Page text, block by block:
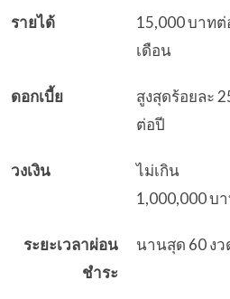
รายได้
15,000 บาทต่
เดือน
ดอกเบี้ย
สูงสุดร้อยละ
ต่อปี
วงเงิน
ไม่เกิน
1,000,000 บ
ระยะเวลาผ่อน
ชำระ
นานสุด 60 งว